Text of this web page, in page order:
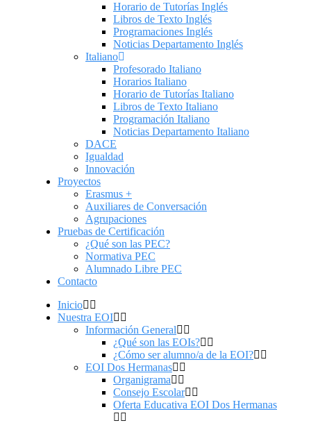
Horario de Tutorías Inglés
Libros de Texto Inglés
Programaciones Inglés
Noticias Departamento Inglés
Italiano
Profesorado Italiano
Horarios Italiano
Horario de Tutorías Italiano
Libros de Texto Italiano
Programación Italiano
Noticias Departamento Italiano
DACE
Igualdad
Innovación
Proyectos
Erasmus +
Auxiliares de Conversación
Agrupaciones
Pruebas de Certificación
¿Qué son las PEC?
Normativa PEC
Alumnado Libre PEC
Contacto
Inicio
Nuestra EOI
Información General
¿Qué son las EOIs?
¿Cómo ser alumno/a de la EOI?
EOI Dos Hermanas
Organigrama
Consejo Escolar
Oferta Educativa EOI Dos Hermanas